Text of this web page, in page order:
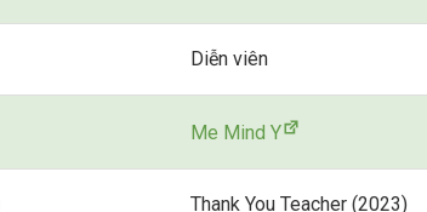
Diễn viên
Me Mind Y
Thank You Teacher (2023)